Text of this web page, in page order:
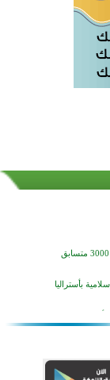
في أزناكاييف
للشباب المسلمين
أكثر من قرن
من العمل والعطاء